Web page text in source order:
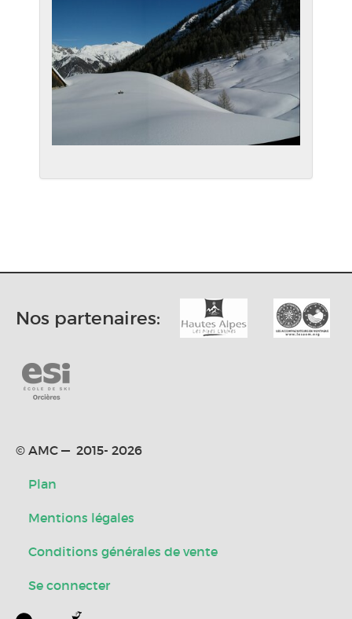
Nos partenaires:
© AMC — 2015- 2026
Plan
Mentions légales
Conditions générales de vente
Se connecter